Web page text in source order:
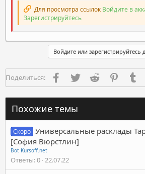
Для просмотра ссылок Войдите в
Зарегистрируйтесь
Войдите или зарегистрируйтесь
Поделиться: FacebookTwitter Reddit Pinterest
Похожие темы
Скоро Универсальные расклады
[София Вюрстлин]
Bot Kursoff.net
Ответы 0 22.07.22